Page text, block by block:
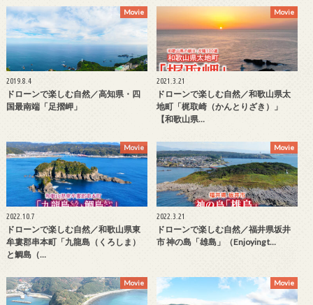
Movie
2019.8.4
ドローンで楽しむ自然／高知県・四
国最南端「足摺岬」
Movie
2021.3.21
ドローンで楽しむ自然／和歌山県太
地町「梶取崎（かんとりざき）」
【和歌山県…
Movie
2022.10.7
ドローンで楽しむ自然／和歌山県東
牟婁郡串本町「九龍島（くろしま）
と鯛島（…
Movie
2022.3.21
ドローンで楽しむ自然／福井県坂井
市 神の島「雄島」（Enjoying t…
Movie Movie